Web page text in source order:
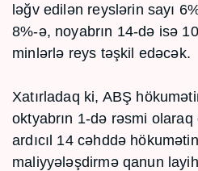
ləğv edilən reyslərin sayı
8%-ə, noyabrın 14-də isə
minlərlə reys təşkil edəcək.
Xatırladaq ki, ABŞ
oktyabrın 1-də rəsmi
ardıcıl 14 cəhddə
maliyyələşdirmə qanun